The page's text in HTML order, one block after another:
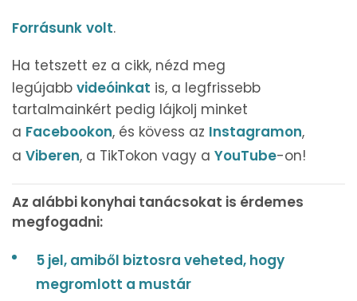
Forrásunk volt.
Ha tetszett ez a cikk, nézd meg
legújabb videóinkat is, a legfrissebb
tartalmainkért pedig lájkolj minket
a Facebookon, és kövess az Instagramon,
a Viberen, a TikTokon vagy a YouTube-on!
Az alábbi konyhai tanácsokat is érdemes
megfogadni:
5 jel, amiből biztosra veheted, hogy
megromlott a mustár